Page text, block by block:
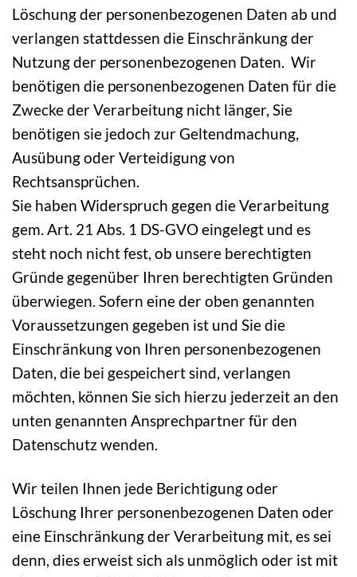
Löschung der personenbezogenen Daten ab und
verlangen stattdessen die Einschränkung der
Nutzung der personenbezogenen Daten. Wir
benötigen die personenbezogenen Daten für die
Zwecke der Verarbeitung nicht länger, Sie
benötigen sie jedoch zur Geltendmachung,
Ausübung oder Verteidigung von
Rechtsansprüchen.
Sie haben Widerspruch gegen die Verarbeitung
gem. Art. 21 Abs. 1 DS-GVO eingelegt und es
steht noch nicht fest, ob unsere berechtigten
Gründe gegenüber Ihren berechtigten Gründen
überwiegen. Sofern eine der oben genannten
Voraussetzungen gegeben ist und Sie die
Einschränkung von Ihren personenbezogenen
Daten, die bei gespeichert sind, verlangen
möchten, können Sie sich hierzu jederzeit an den
unten genannten Ansprechpartner für den
Datenschutz wenden.
Wir teilen Ihnen jede Berichtigung oder
Löschung Ihrer personenbezogenen Daten oder
eine Einschränkung der Verarbeitung mit, es sei
denn, dies erweist sich als unmöglich oder ist mit